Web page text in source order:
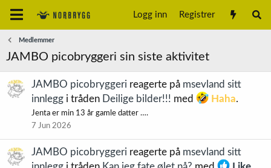
Logg inn Registrer
Medlemmer
JAMBO picobryggeri sin siste aktivitet
JAMBO picobryggeri reagerte på msevland sitt
innlegg i tråden Deilige bilder!!! med Haha.
Jenta er min 13 år gamle datter ….
7 Jun 2026
JAMBO picobryggeri reagerte på msevland sitt